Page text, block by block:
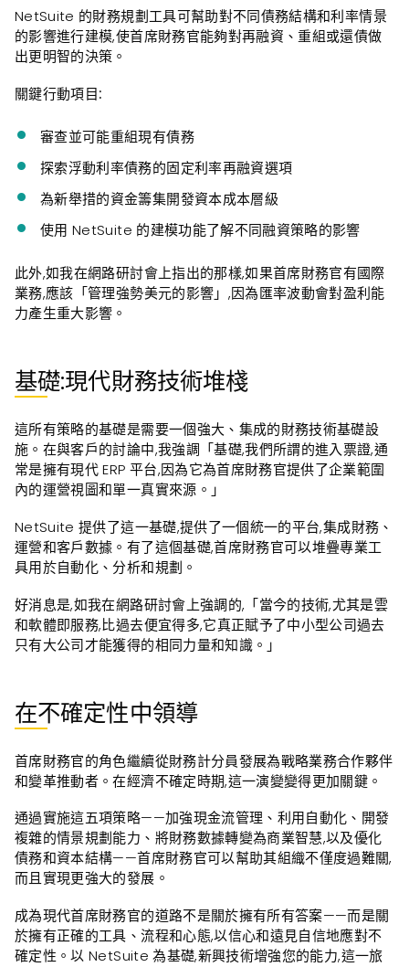
NetSuite 的財務規劃工具可幫助對不同債務結構和利率情景
的影響進行建模,使首席財務官能夠對再融資、重組或還債做
出更明智的決策。
關鍵行動項目:
審查並可能重組現有債務
探索浮動利率債務的固定利率再融資選項
為新舉措的資金籌集開發資本成本層級
使用 NetSuite 的建模功能了解不同融資策略的影響
此外,如我在網路研討會上指出的那樣,如果首席財務官有國際
業務,應該「管理強勢美元的影響」,因為匯率波動會對盈利能
力產生重大影響。
基礎:現代財務技術堆棧
這所有策略的基礎是需要一個強大、集成的財務技術基礎設
施。在與客戶的討論中,我強調「基礎,我們所謂的進入票證,通
常是擁有現代 ERP 平台,因為它為首席財務官提供了企業範圍
內的運營視圖和單一真實來源。」
NetSuite 提供了這一基礎,提供了一個統一的平台,集成財務、
運營和客戶數據。有了這個基礎,首席財務官可以堆疊專業工
具用於自動化、分析和規劃。
好消息是,如我在網路研討會上強調的,「當今的技術,尤其是雲
和軟體即服務,比過去便宜得多,它真正賦予了中小型公司過去
只有大公司才能獲得的相同力量和知識。」
在不確定性中領導
首席財務官的角色繼續從財務計分員發展為戰略業務合作夥伴
和變革推動者。在經濟不確定時期,這一演變變得更加關鍵。
通過實施這五項策略——加強現金流管理、利用自動化、開發
複雜的情景規劃能力、將財務數據轉變為商業智慧,以及優化
債務和資本結構——首席財務官可以幫助其組織不僅度過難關,
而且實現更強大的發展。
成為現代首席財務官的道路不是關於擁有所有答案——而是關
於擁有正確的工具、流程和心態,以信心和遠見自信地應對不
確定性。以 NetSuite 為基礎,新興技術增強您的能力,這一旅